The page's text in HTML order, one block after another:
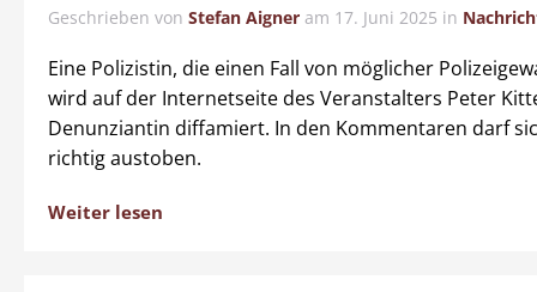
Geschrieben von Stefan Aigner am 17. Juni 2025 in
Eine Polizistin, die einen Fall von möglicher
wird auf der Internetseite des Veranstalters Peter
Denunziantin diffamiert. In den Kommentaren darf
richtig austoben.
Weiter lesen